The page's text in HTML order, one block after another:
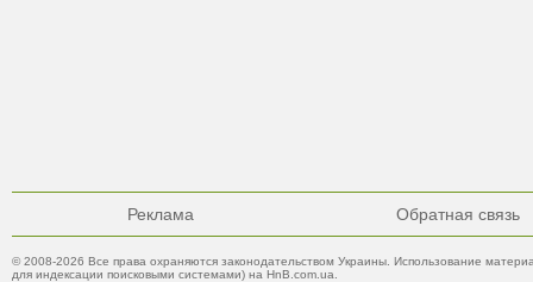
Реклама Обратная связь
© 2008-2026 Все права охраняются законодательством Украины. Использование
для индексации поисковыми системами) на HnB.com.ua.